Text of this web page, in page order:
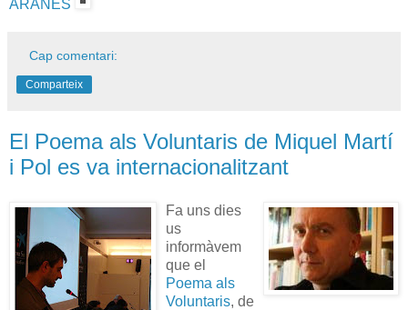
ARANÉS
Cap comentari:
Comparteix
El Poema als Voluntaris de Miquel Martí
i Pol es va internacionalitzant
Fa uns dies
us
informàvem
que el
Poema als
Voluntaris, de